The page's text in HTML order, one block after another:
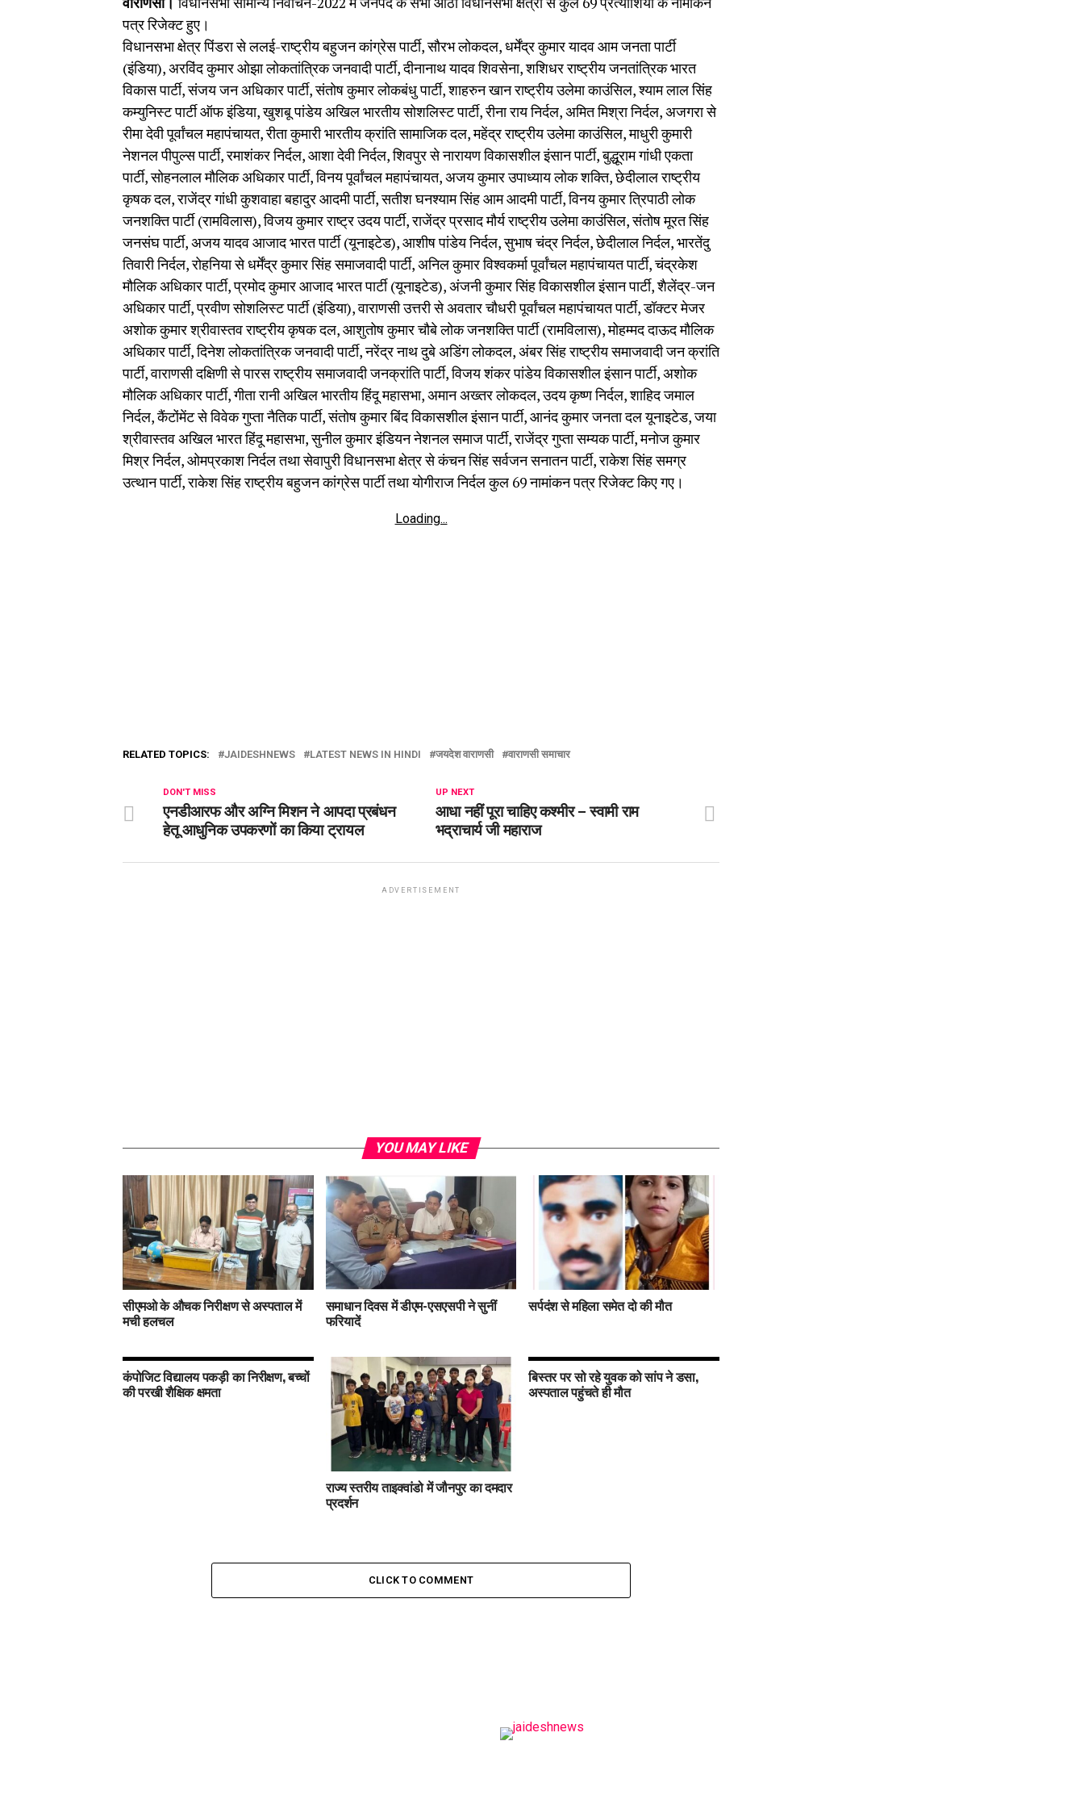
पत्र रिजेक्ट हुए।
विधानसभा क्षेत्र पिंडरा से ललई-राष्ट्रीय बहुजन कांग्रेस पार्टी, सौरभ लोकदल, धर्मेंद्र कुमार यादव आम जनता पार्टी
(इंडिया), अरविंद कुमार ओझा लोकतांत्रिक जनवादी पार्टी, दीनानाथ यादव शिवसेना, शशिधर राष्ट्रीय जनतांत्रिक भारत
विकास पार्टी, संजय जन अधिकार पार्टी, संतोष कुमार लोकबंधु पार्टी, शाहरुन खान राष्ट्रीय उलेमा काउंसिल, श्याम लाल सिंह
कम्युनिस्ट पार्टी ऑफ इंडिया, खुशबू पांडेय अखिल भारतीय सोशलिस्ट पार्टी, रीना राय निर्दल, अमित मिश्रा निर्दल, अजगरा से
रीमा देवी पूर्वांचल महापंचायत, रीता कुमारी भारतीय क्रांति सामाजिक दल, महेंद्र राष्ट्रीय उलेमा काउंसिल, माधुरी कुमारी
नेशनल पीपुल्स पार्टी, रमाशंकर निर्दल, आशा देवी निर्दल, शिवपुर से नारायण विकासशील इंसान पार्टी, बुद्धूराम गांधी एकता
पार्टी, सोहनलाल मौलिक अधिकार पार्टी, विनय पूर्वांचल महापंचायत, अजय कुमार उपाध्याय लोक शक्ति, छेदीलाल राष्ट्रीय
कृषक दल, राजेंद्र गांधी कुशवाहा बहादुर आदमी पार्टी, सतीश घनश्याम सिंह आम आदमी पार्टी, विनय कुमार त्रिपाठी लोक
जनशक्ति पार्टी (रामविलास), विजय कुमार राष्ट्र उदय पार्टी, राजेंद्र प्रसाद मौर्य राष्ट्रीय उलेमा काउंसिल, संतोष मूरत सिंह
जनसंघ पार्टी, अजय यादव आजाद भारत पार्टी (यूनाइटेड), आशीष पांडेय निर्दल, सुभाष चंद्र निर्दल, छेदीलाल निर्दल, भारतेंदु
तिवारी निर्दल, रोहनिया से धर्मेंद्र कुमार सिंह समाजवादी पार्टी, अनिल कुमार विश्वकर्मा पूर्वांचल महापंचायत पार्टी, चंद्रकेश
मौलिक अधिकार पार्टी, प्रमोद कुमार आजाद भारत पार्टी (यूनाइटेड), अंजनी कुमार सिंह विकासशील इंसान पार्टी, शैलेंद्र-जन
अधिकार पार्टी, प्रवीण सोशलिस्ट पार्टी (इंडिया), वाराणसी उत्तरी से अवतार चौधरी पूर्वांचल महापंचायत पार्टी, डॉक्टर मेजर
अशोक कुमार श्रीवास्तव राष्ट्रीय कृषक दल, आशुतोष कुमार चौबे लोक जनशक्ति पार्टी (रामविलास), मोहम्मद दाऊद मौलिक
अधिकार पार्टी, दिनेश लोकतांत्रिक जनवादी पार्टी, नरेंद्र नाथ दुबे अडिंग लोकदल, अंबर सिंह राष्ट्रीय समाजवादी जन क्रांति
पार्टी, वाराणसी दक्षिणी से पारस राष्ट्रीय समाजवादी जनक्रांति पार्टी, विजय शंकर पांडेय विकासशील इंसान पार्टी, अशोक
मौलिक अधिकार पार्टी, गीता रानी अखिल भारतीय हिंदू महासभा, अमान अख्तर लोकदल, उदय कृष्ण निर्दल, शाहिद जमाल
निर्दल, कैंटोंमेंट से विवेक गुप्ता नैतिक पार्टी, संतोष कुमार बिंद विकासशील इंसान पार्टी, आनंद कुमार जनता दल यूनाइटेड, जया
श्रीवास्तव अखिल भारत हिंदू महासभा, सुनील कुमार इंडियन नेशनल समाज पार्टी, राजेंद्र गुप्ता सम्यक पार्टी, मनोज कुमार
मिश्र निर्दल, ओमप्रकाश निर्दल तथा सेवापुरी विधानसभा क्षेत्र से कंचन सिंह सर्वजन सनातन पार्टी, राकेश सिंह समग्र
उत्थान पार्टी, राकेश सिंह राष्ट्रीय बहुजन कांग्रेस पार्टी तथा योगीराज निर्दल कुल 69 नामांकन पत्र रिजेक्ट किए गए।
Loading...
RELATED TOPICS: JAIDESHNEWS LATEST NEWS IN HINDI जयदेश वाराणसी वाराणसी समाचार
UP NEXT
आधा नहीं पूरा चाहिए कश्मीर – स्वामी राम
भद्राचार्य जी महाराज
DON'T MISS
एनडीआरफ और अग्नि मिशन ने आपदा प्रबंधन
हेतू आधुनिक उपकरणों का किया ट्रायल
ADVERTISEMENT
YOU MAY LIKE
सीएमओ के औचक निरीक्षण से अस्पताल में
मची हलचल
समाधान दिवस में डीएम-एसएसपी ने सुनीं
फरियादें
सर्पदंश से महिला समेत दो की मौत
कंपोजिट विद्यालय पकड़ी का निरीक्षण, बच्चों
की परखी शैक्षिक क्षमता
राज्य स्तरीय ताइक्वांडो में जौनपुर का दमदार
प्रदर्शन
बिस्तर पर सो रहे युवक को सांप ने डसा,
अस्पताल पहुंचते ही मौत
CLICK TO COMMENT